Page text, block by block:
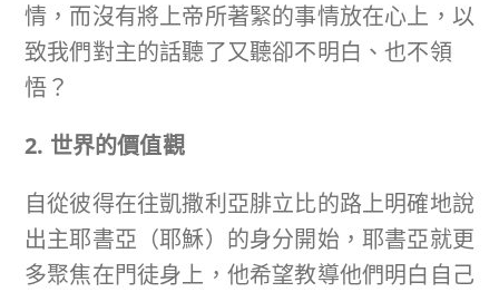
情，而沒有將上帝所著緊的事情放在心上，以
致我們對主的話聽了又聽卻不明白、也不領
悟？
2. 世界的價值觀
自從彼得在往凱撒利亞腓立比的路上明確地說
出主耶書亞（耶穌）的身分開始，耶書亞就更
多聚焦在門徒身上，他希望教導他們明白自己